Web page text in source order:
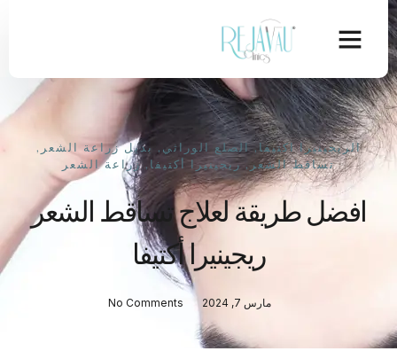
الريجينيرا اكتيفا,الصلع الوراثي , بديل زراعة الشعر ,
تساقط الشعر ,ريجينيرا أكتيفا,زراعة الشعر
افضل طريقة لعلاج تساقط الشعر
ريجينيرا أكتيفا
مارس 7, 2024 No Comments